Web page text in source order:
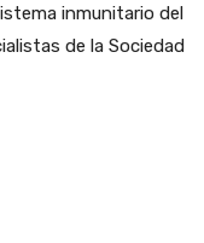
inmunitario del
de la Sociedad